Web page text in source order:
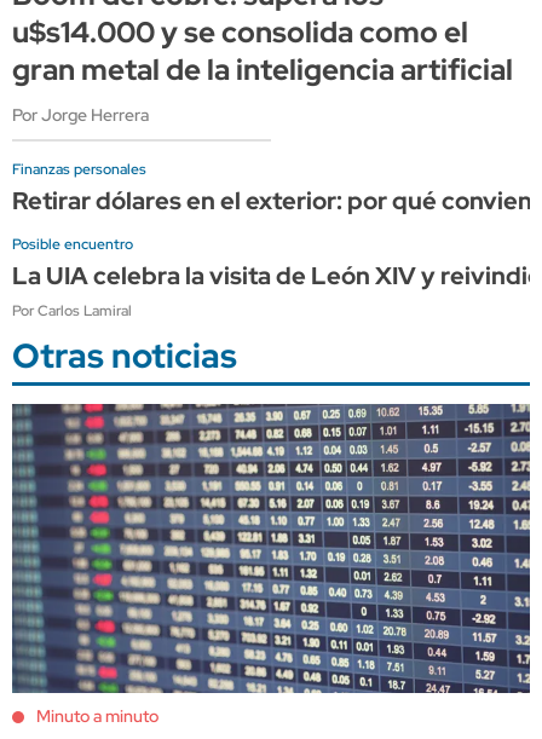
u$s14.000 y se consolida como el
gran metal de la inteligencia artificial
Por Jorge Herrera
Finanzas personales
Retirar dólares en el exterior: por qué
Posible encuentro
La UIA celebra la visita de León XIV y
Por Carlos Lamiral
Otras noticias
Minuto a minuto